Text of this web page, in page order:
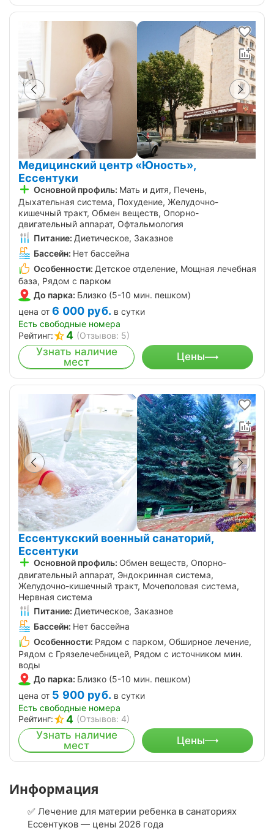
Информация
✅ Лечение для материи ребенка в санаториях
Ессентуков — цены 2026 года
Медицинский центр «Юность»,
Ессентуки
Основной профиль: Мать и дитя, Печень,
Дыхательная система, Похудение, Желудочно-
кишечный тракт, Обмен веществ, Опорно-
двигательный аппарат, Офтальмология
Питание: Диетическое, Заказное
Бассейн: Нет бассейна
Особенности: Детское отделение, Мощная лечебная
база, Рядом с парком
До парка: Близко (5-10 мин. пешком)
цена от 6 000 руб. в сутки
Есть свободные номера
Рейтинг:
4 (Отзывов: 5)
Узнать наличие
мест
Цены
Ессентукский военный санаторий,
Ессентуки
Основной профиль: Обмен веществ, Опорно-
двигательный аппарат, Эндокринная система,
Желудочно-кишечный тракт, Мочеполовая система,
Нервная система
Питание: Диетическое, Заказное
Бассейн: Нет бассейна
Особенности: Рядом с парком, Обширное лечение,
Рядом с Грязелечебницей, Рядом с источником мин.
воды
До парка: Близко (5-10 мин. пешком)
цена от 5 900 руб. в сутки
Есть свободные номера
Рейтинг:
4 (Отзывов: 4)
Узнать наличие
мест
Цены